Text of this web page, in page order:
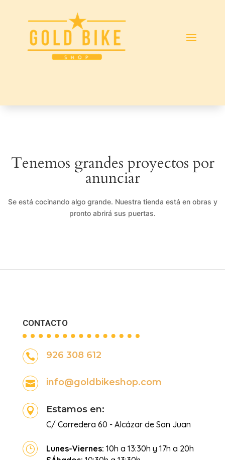
Tenemos grandes proyectos por
anunciar
Se está cocinando algo grande. Nuestra tienda está en obras y
pronto abrirá sus puertas.
CONTACTO
 926 308 612
 info@goldbikeshop.com
 Estamos en:
C/ Corredera 60 - Alcázar de San Juan
} Lunes-Viernes: 10h a 13:30h y 17h a 20h